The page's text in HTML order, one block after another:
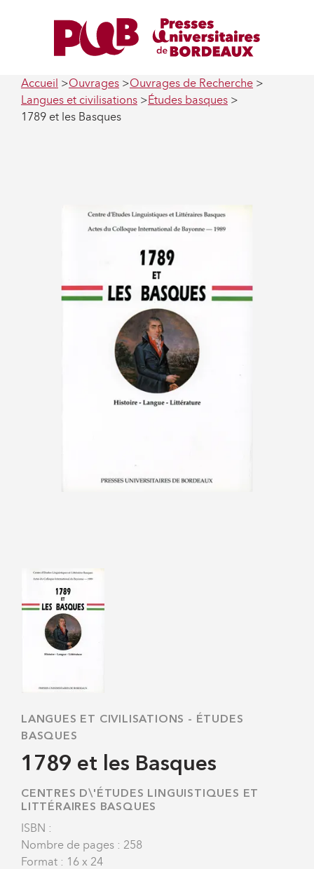
Accueil Ouvrages
Ouvrages de Recherche
Langues et civilisations
Études basques
1789 et les Basques
LANGUES ET CIVILISATIONS -
ÉTUDES
BASQUES
1789 et les Basques
CENTRES D\'ÉTUDES LINGUISTIQUES ET
LITTÉRAIRES BASQUES
ISBN :
Nombre de pages : 258
Format : 16 x 24